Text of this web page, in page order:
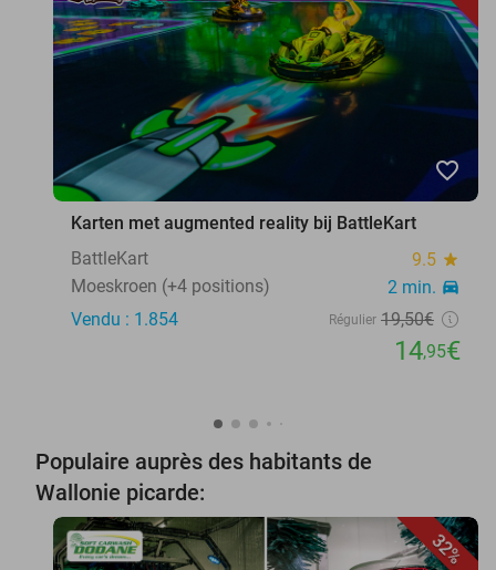
favorite_border
Karten met augmented reality bij BattleKart
BattleKart
9.5 star
Moeskroen (+4 positions) 2 min. directions_car
Vendu : 1.854 Régulier 19,50€
14,95€
Populaire auprès des habitants de
Wallonie picarde:
32%